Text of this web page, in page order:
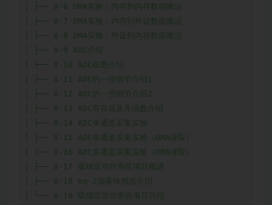
│ ├── 8-6 DMA实验：内存到内存数据搬运
│ ├── 8-7 DMA实验：内存到外设数据搬运
│ ├── 8-8 DMA实验：外设到内存数据搬运
│ ├── 8-9 ADC介绍
│ ├── 8-10 ADC框图介绍
│ ├── 8-11 ADC的一些细节介绍1
│ ├── 8-12 ADC的一些细节介绍2
│ ├── 8-13 ADC寄存器及库函数介绍
│ ├── 8-14 ADC单通道采集实验
│ ├── 8-15 ADC单通道采集实验（DMA读取）
│ ├── 8-16 ADC多通道采集实验（DMA读取）
│ ├── 8-17 吸烟室管控系统项目概述
│ ├── 8-18 mq-2烟雾传感器介绍
│ └── 8-19 吸烟室管控系统项目完结